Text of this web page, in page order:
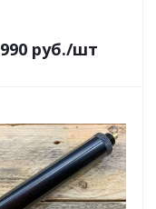
990руб./шт